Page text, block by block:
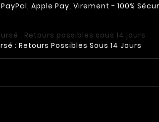
Apple Pay, Virement - 100%
: Retours Possibles Sous 14 Jours